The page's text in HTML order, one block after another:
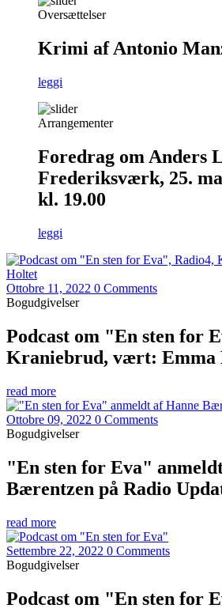
Oversættelser
Krimi af Antonio
leggi
Arrangementer
Foredrag om Anders
Frederiksværk, 25.
kl. 19.00
leggi
Ottobre 11, 2022 0 Comments
Bogudgivelser
Podcast om "En sten for
Kraniebrud, vært: Emma
read more
Ottobre 09, 2022 0 Comments
Bogudgivelser
"En sten for Eva"
Bærentzen på Radio
read more
Settembre 22, 2022 0 Comments
Bogudgivelser
Podcast om "En sten for